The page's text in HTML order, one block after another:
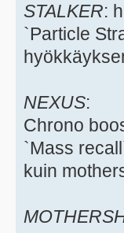
STALKER:
`Particle
NEXUS:
Chrono
`Mass
kuin